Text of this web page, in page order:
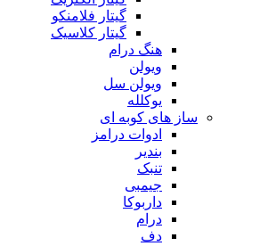
گیتار فلامنکو
گیتار کلاسیک
هنگ درام
ویولن
ویولن سل
یوکلله
ساز های کوبه ای
ادوات درامز
بندیر
تنبک
جیمبی
داربوکا
درام
دف